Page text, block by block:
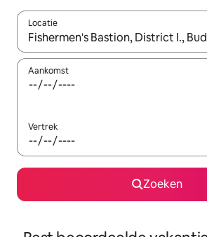
Locatie
Wanneer er resultaten beschikbaar
Aankomst
Vertrek
Zoeken